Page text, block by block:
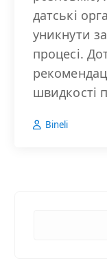
датські
уникнути
процесі.
швидкості
Bineli